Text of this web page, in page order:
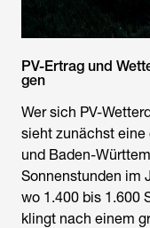
PV-Ertrag und
gen
Wer sich PV-
sieht zunächst eine
und Baden-
Sonnenstunden im
wo 1.400 bis 1.600
klingt nach einem